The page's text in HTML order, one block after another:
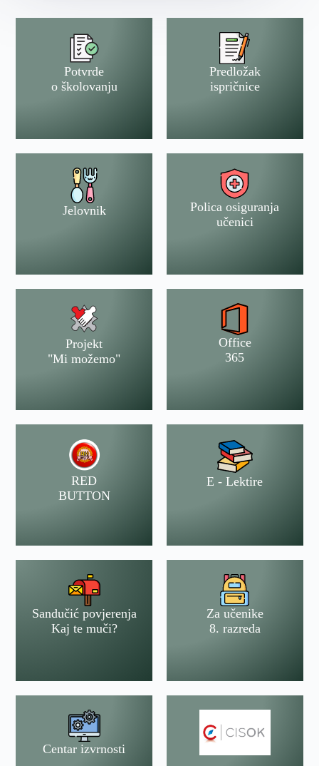
Potvrde
o školovanju
Predložak
ispričnice
Jelovnik
Polica osiguranja
učenici
Projekt
"Mi možemo"
Office
365
RED
BUTTON
E - Lektire
Sandučić povjerenja
Kaj te muči?
Za učenike
8. razreda
Centar izvrnosti